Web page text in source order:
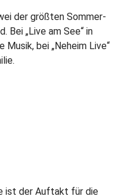
der größten Sommer-
Bei „Live am See“ in
bei „Neheim Live“
ist der Auftakt für die